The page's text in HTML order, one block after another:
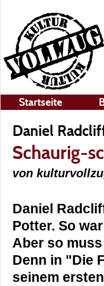
Startseite
Daniel
Schaurig-
von
Daniel
Potter. So
Aber so
Denn in "Die
seinem